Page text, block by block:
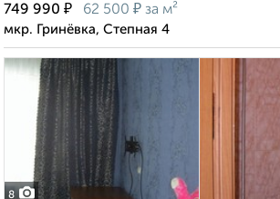
749 990 ₽ 62 500 ₽ за м²
мкр. Гринёвка, Степная 4
8